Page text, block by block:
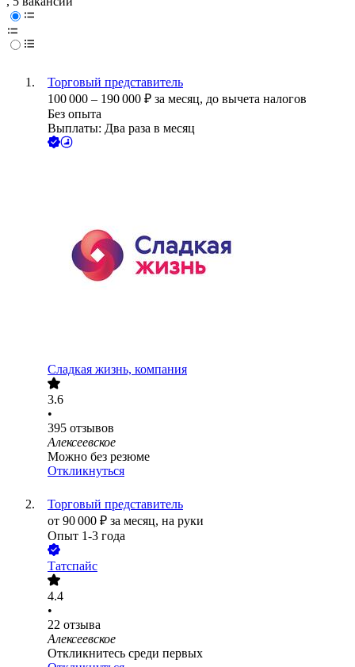
Торговый представитель
100 000 – 190 000 ₽ за месяц, до вычета налогов
Без опыта
Выплаты: Два раза в месяц
Сладкая жизнь, компания
3.6
•
395 отзывов
Алексеевское
Можно без резюме
Откликнуться
Торговый представитель
от 90 000 ₽ за месяц, на руки
Опыт 1-3 года
Татспайс
4.4
•
22 отзыва
Алексеевское
Откликнитесь среди первых